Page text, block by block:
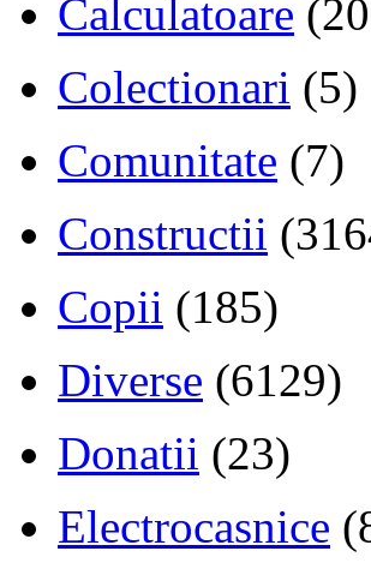
Calculatoare
Colectionari (5)
Comunitate (7)
Constructii
Copii (185)
Diverse (6129)
Donatii (23)
Electrocasnice